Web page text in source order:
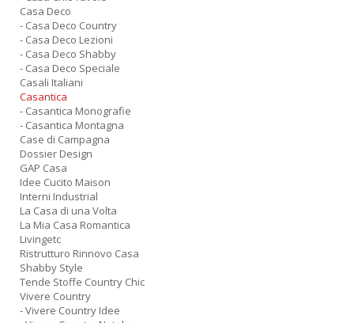
Casa Deco
- Casa Deco Country
- Casa Deco Lezioni
- Casa Deco Shabby
- Casa Deco Speciale
Casali Italiani
Casantica
- Casantica Monografie
- Casantica Montagna
Case di Campagna
Dossier Design
GAP Casa
Idee Cucito Maison
Interni Industrial
La Casa di una Volta
La Mia Casa Romantica
Livingetc
Ristrutturo Rinnovo Casa
Shabby Style
Tende Stoffe Country Chic
Vivere Country
- Vivere Country Idee